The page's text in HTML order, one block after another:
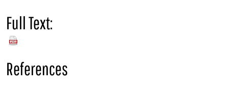
Full Text:
PDF
References